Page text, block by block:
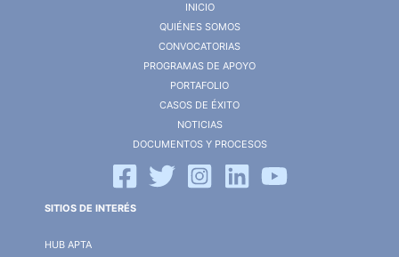
INICIO
QUIÉNES SOMOS
CONVOCATORIAS
PROGRAMAS DE APOYO
PORTAFOLIO
CASOS DE ÉXITO
NOTICIAS
DOCUMENTOS Y PROCESOS
SITIOS DE INTERÉS
HUB APTA